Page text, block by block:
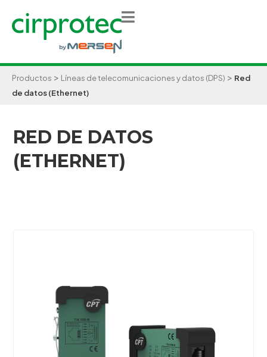
Productos > Líneas de telecomunicaciones y datos (DPS) > Red
de datos (Ethernet)
RED DE DATOS
(ETHERNET)